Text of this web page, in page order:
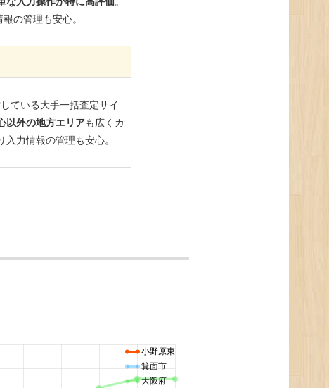
小野原東
箕面市
大阪府